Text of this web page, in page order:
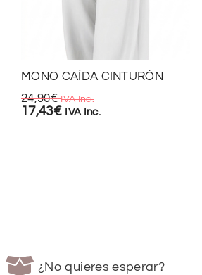
MONO CAÍDA CINTURÓN
24,90€ IVA Inc.
17,43€ IVA Inc.
¿No quieres esperar?